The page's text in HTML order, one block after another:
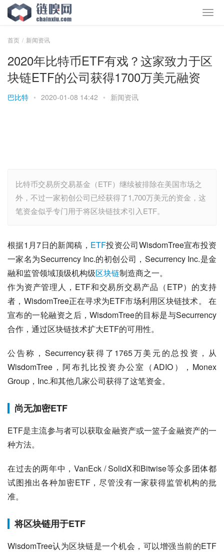
首页 新闻资讯
2020年比特币ETF有戏？这家致力于区
块链ETF的公司获得1700万美元融资
巴比特 • 2020-01-08 14:42 • 新闻资讯
比特币交易所交易基金（ETF）继续被排除在美国市场之
外，不过一家初创公司已经获得了1,700万美元的资金，这
笔资金似乎专门用于将区块链技术引入ETF。
根据1月7日的新闻稿， ETF投资公司WisdomTree宣布投资
一家名为Securrency Inc.的初创公司，Securrency Inc.是金
融和监管领域顶级机构级区块链制造商之一。
作为资产管理人，ETF和交易所交易产品（ETP）的支持
者，WisdomTree正在寻求为ETF市场利用区块链技术。 在
宣布的一轮融资之后，WisdomTree的目标是与Securrency
合作，通过区块链技术扩大ETF的可用性。
公告称，Securrency获得了1765万美元的总投资，从
WisdomTree，阿布扎比投资办公室（ADIO），Monex
Group，Inc.和其他几家公司获得了这笔资金。
尚无加密ETF
ETF是主流参与者可以获取金融资产或一篮子金融资产的一
种方法。
在过去的两年中，VanEck / SolidX和Bitwise等众多团体都
试图推出各种加密ETF，尽管没有一家获得监管机构的批
准。
将区块链用于ETF
WisdomTree认为区块链是一个机会，可以增强当前的ETF